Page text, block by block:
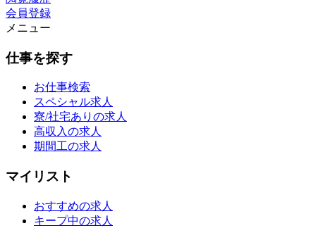
会員登録
メニュー
仕事を探す
お仕事検索
スペシャル求人
寮/社宅ありの求人
高収入の求人
期間工の求人
マイリスト
おすすめの求人
キープ中の求人